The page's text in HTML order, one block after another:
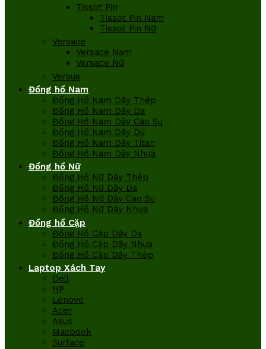
Tissot Pin
Tissot Pin Nam
Tissot Pin Nữ
Versace
Versace Nam
Versace Nữ
Versus
Đồng hồ Nam
Đồng Hồ Nam Dây Thép
Đồng Hồ Nam Dây Da
Đồng Hồ Nam Dây Cao Su
Đồng Hồ Nam Dây Dù
Đồng Hồ Nam Dây Titan
Đồng Hồ Nam Dây Nhựa
Đồng hồ Nữ
Đồng Hồ Nữ Dây Thép
Đồng Hồ Nữ Dây Da
Đồng Hồ Nữ Dây Cao Su
Đồng Hồ Nữ Dây Nhựa
Đồng hồ Cặp
Đồng Hồ Cặp Dây Da
Đồng Hồ Cặp Dây Nhựa
Đồng Hồ Cặp Dây Thép
Laptop Xách Tay
Dell
HP
Lenovo
Acer
Asus
Macbook
Surface